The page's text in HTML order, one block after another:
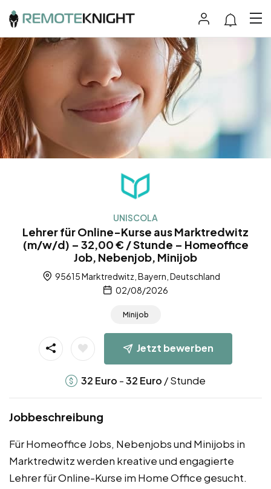
UNISCOLA
Lehrer für Online-Kurse aus Marktredwitz
(m/w/d) – 32,00 € / Stunde – Homeoffice
Job, Nebenjob, Minijob
95615 Marktredwitz, Bayern, Deutschland
02/08/2026
Minijob
Jetzt bewerben
32 Euro -32 Euro / Stunde
Jobbeschreibung
Für Homeoffice Jobs, Nebenjobs und Minijobs in
Marktredwitz werden kreative und engagierte
Lehrer für Online-Kurse im Home Office gesucht.